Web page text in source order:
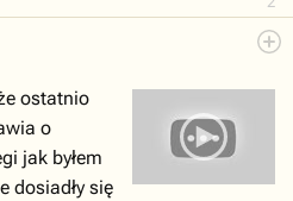
ostatnio
o
jak byłem
dosiadły się